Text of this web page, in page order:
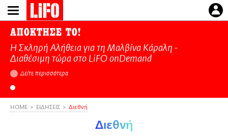
Παράκαμψη
προς
κυρίως
περιεχόμενο
ΑΠΟΚΤΗΣΕ ΤΟ!
Η Σκληρή Αλήθεια για τη Μαλβίνα Κάραλη -
Διαθέσιμη τώρα στo LiFO onDemand
Δείτε περισσότερα
HOME ΕΙΔΗΣΕΙΣ Διεθνή
Διεθνή